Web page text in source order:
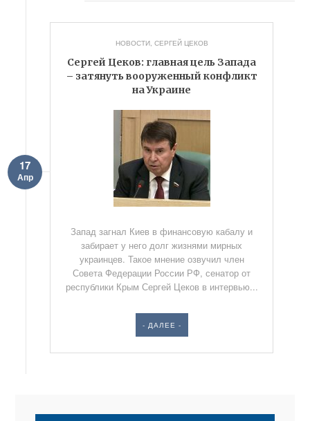
НОВОСТИ, СЕРГЕЙ ЦЕКОВ
Сергей Цеков: главная цель Запада
– затянуть вооруженный конфликт
на Украине
17
Апр
Запад загнал Киев в финансовую кабалу и
забирает у него долг жизнями мирных
украинцев. Такое мнение озвучил член
Совета Федерации России РФ, сенатор от
республики Крым Сергей Цеков в интервью...
- ДАЛЕЕ -